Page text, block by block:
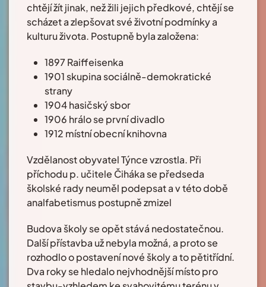
chtějí žít jinak, než žili jejich předkové, chtějí se
scházet a zlepšovat své životní podmínky a
kulturu života. Postupně byla založena:
1897 Raiffeisenka
1901 skupina sociálně-demokratické
strany
1904 hasičský sbor
1906 hrálo se první divadlo
1912 místní obecní knihovna
Vzdělanost obyvatel Týnce vzrostla. Při
příchodu p. učitele Čiháka se předseda
školské rady neuměl podepsat a v této době
analfabetismus postupně zmizel
Budova školy se opět stává nedostatečnou.
Další přístavba už nebyla možná, a proto se
rozhodlo o postavení nové školy a to pětitřídní.
Dva roky se hledalo nejvhodnější místo pro